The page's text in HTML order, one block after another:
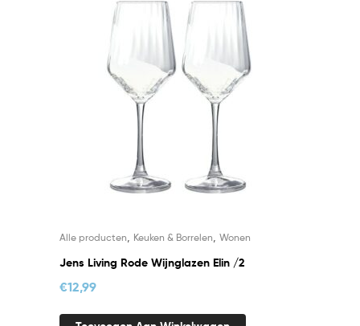
Alle producten Keuken & Borrelen Wonen
Jens Living Rode Wijnglazen Elin /2
€12,99